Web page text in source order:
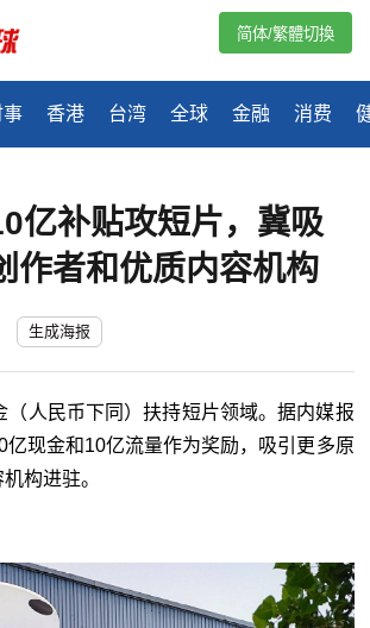
事 香港 台湾 全球 金融 消费
简体/繁體切換
亿补贴攻短片，冀吸
作者和优质内容机构
生成海报
（人民币下同）扶持短片领域。据内媒报
亿现金和10亿流量作为奖励，吸引更多原
构进驻。